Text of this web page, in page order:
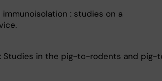
: studies on a
Studies in the pig-to-rodents and pig-